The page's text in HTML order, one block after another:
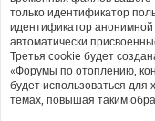
только идентификатор
идентификатор
автоматически
Третья cookie будет
«Форумы по отоплению,
будет использоваться
темах, повышая таким